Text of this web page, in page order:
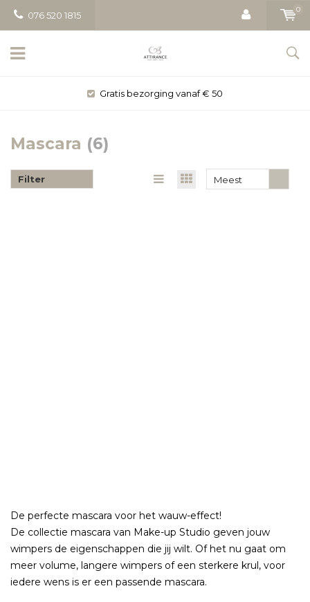
076 520 1815
0
Gratis bezorging vanaf € 50
Mascara (6)
Filter
Meest
De perfecte mascara voor het wauw-effect!
De collectie mascara van Make-up Studio geven jouw
wimpers de eigenschappen die jij wilt. Of het nu gaat om
meer volume, langere wimpers of een sterkere krul, voor
iedere wens is er een passende mascara.